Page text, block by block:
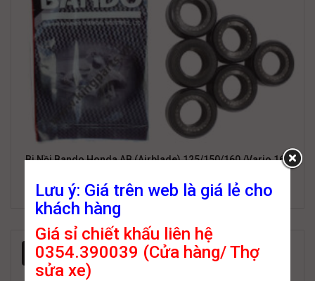
Bi Nồi Bando Honda AB (Airblade) 125/150/160 /Vario 160
186,000₫
166,000 ₫
-11%
Lưu ý: Giá trên web là giá lẻ cho
khách hàng
Giá sỉ chiết khấu liên hệ
0354.390039 (Cửa hàng/ Thợ
sửa xe)